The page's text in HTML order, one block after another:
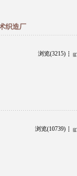
织造厂
浏览(3215)
浏览(10739)